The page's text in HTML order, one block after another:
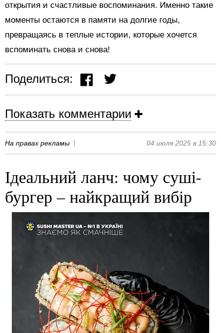
открытия и счастливые воспоминания. Именно такие
моменты остаются в памяти на долгие годы,
превращаясь в теплые истории, которые хочется
вспоминать снова и снова!
Поделиться:
Показать комментарии
На правах рекламы 04 июля 2025 в 15:30
Ідеальний ланч: чому суші-
бургер – найкращий вибір